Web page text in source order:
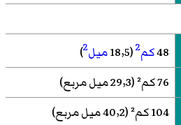
48كم2(18٫5 ميل2
)
76 كم² (29٫3 ميل مربع)
104 كم² (40٫2 ميل مربع)